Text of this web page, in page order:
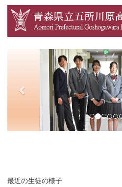
e
v
最近の生徒の様子